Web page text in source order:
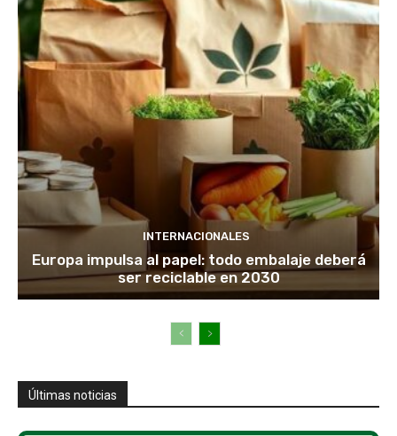
INTERNACIONALES
Europa impulsa al papel: todo embalaje deberá
ser reciclable en 2030
Últimas noticias